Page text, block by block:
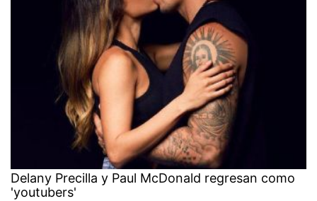
Delany Precilla y Paul McDonald regresan como
'youtubers'